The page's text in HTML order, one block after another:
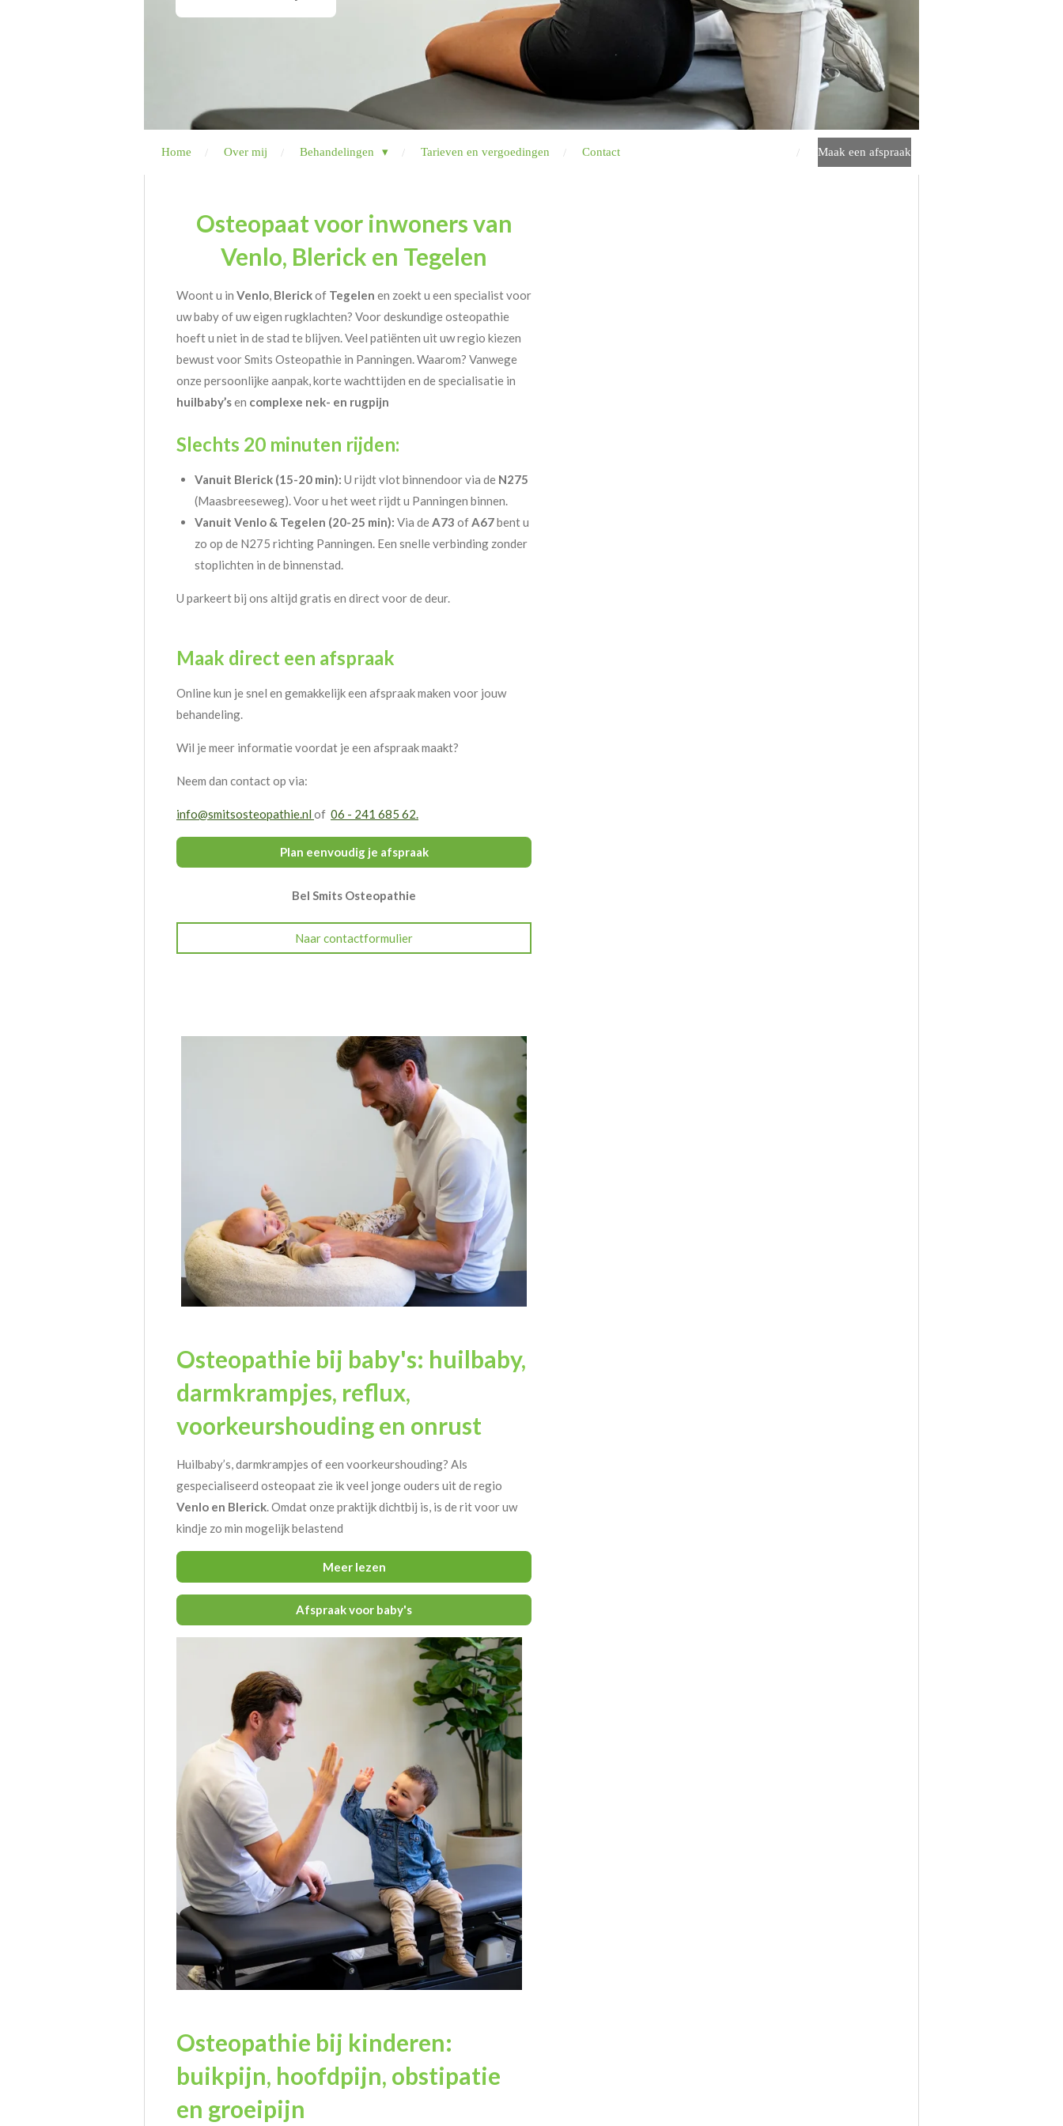
Home Over mij Behandelingen Tarieven en vergoedingen Contact Maak een afspraak
Osteopaat voor inwoners van
Venlo, Blerick en Tegelen
Woont u in Venlo, Blerickof Tegelen en zoekt u een specialist voor
uw baby of uw eigen rugklachten? Voor deskundige osteopathie
hoeft u niet in de stad te blijven. Veel patiënten uit uw regio kiezen
bewust voor Smits Osteopathie in Panningen. Waarom? Vanwege
onze persoonlijke aanpak, korte wachttijden en de specialisatie in
huilbaby’sen complexe nek- en rugpijn
Slechts 20 minuten rijden:
Vanuit Blerick (15-20 min): U rijdt vlot binnendoor via de N275
(Maasbreeseweg). Voor u het weet rijdt u Panningen binnen.
Vanuit Venlo & Tegelen (20-25 min): Via de A73 of A67bent u
zo op de N275 richting Panningen. Een snelle verbinding zonder
stoplichten in de binnenstad.
U parkeert bij ons altijd gratis en direct voor de deur.
Maak direct een afspraak
Onlinekun jesnel en gemakkelijk een afspraak maken voor jouw
behandeling.
Wil je meer informatie voordat je een afspraak maakt?
Neem dan contact op via:
info@smitsosteopathie.nl of 06 - 241 685 62.
Plan eenvoudig je afspraak
Bel Smits Osteopathie
Naar contactformulier
Osteopathie bij baby's: huilbaby,
darmkrampjes, reflux,
voorkeurshouding en onrust
Huilbaby’s, darmkrampjes of een voorkeurshouding? Als
gespecialiseerd osteopaat zie ik veel jonge ouders uit de regio
Venlo en Blerick. Omdat onze praktijk dichtbij is, is de rit voor uw
kindje zo min mogelijk belastend
Meer lezen
Afspraak voor baby's
Osteopathie bij kinderen:
buikpijn, hoofdpijn, obstipatie
en groeipijn